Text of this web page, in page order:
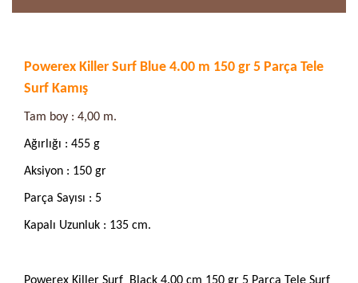
Powerex Killer Surf Blue 4.00 m 150 gr 5 Parça Tele
Surf Kamış
Tam boy : 4,00 m.
Ağırlığı : 455 g
Aksiyon : 150 gr
Parça Sayısı : 5
Kapalı Uzunluk : 135 cm.
Powerex Killer Surf Black 4.00 cm 150 gr 5 Parça Tele Surf